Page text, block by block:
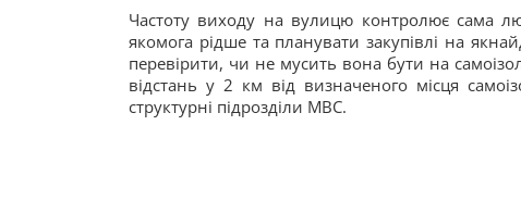
Частоту виходу на вулицю контролює сама
якомога рідше та планувати закупівлі на
перевірити, чи не мусить вона бути на
відстань у 2 км від визначеного місця
структурні підрозділи МВС.